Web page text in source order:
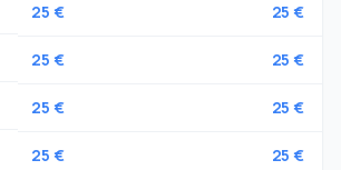
25 € 25 €
25 € 25 €
25 € 25 €
25 € 25 €